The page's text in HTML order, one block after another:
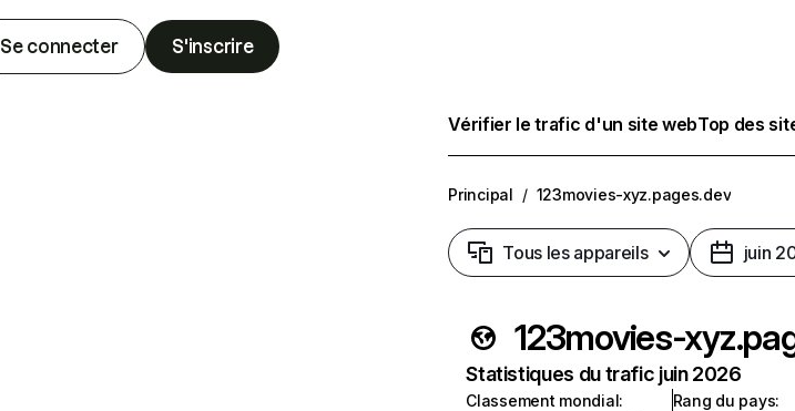
Se connecter S'inscrire
Vérifier le trafic d'un site webTop des
Principal / 123movies-xyz.pages.dev
Tous les appareils juin
123movies-
Statistiques du trafic juin 2026
Classement mondial:
Rang du pays: